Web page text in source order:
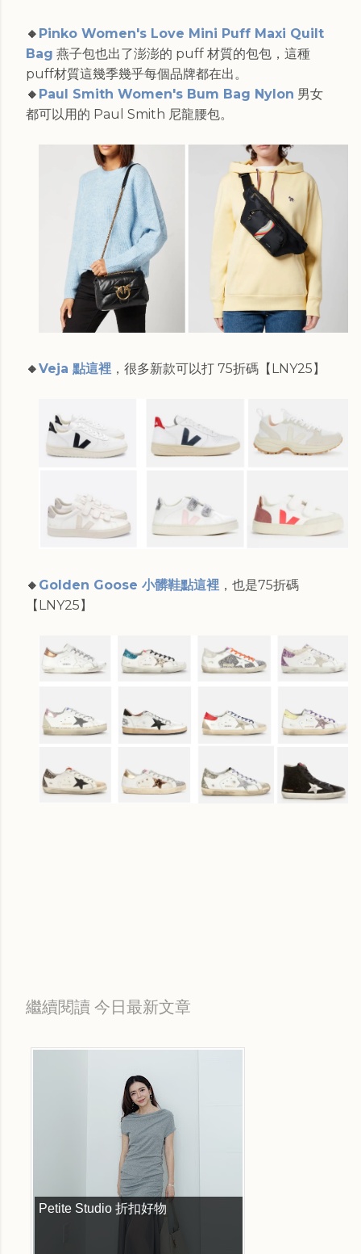
🔸 Pinko Women's Love Mini Puff Maxi Quilt
Bag 燕子包也出了澎澎的 puff 材質的包包，這種
puff材質這幾季幾乎每個品牌都在出。
🔸 Paul Smith Women's Bum Bag Nylon 男女
都可以用的 Paul Smith 尼龍腰包。
🔸Veja 點這裡 ，很多新款可以打 75折碼【LNY25】
🔸 Golden Goose 小髒鞋點這裡 ，也是75折碼
【LNY25】
繼續閱讀 今日最新文章
Petite Studio 折扣好物